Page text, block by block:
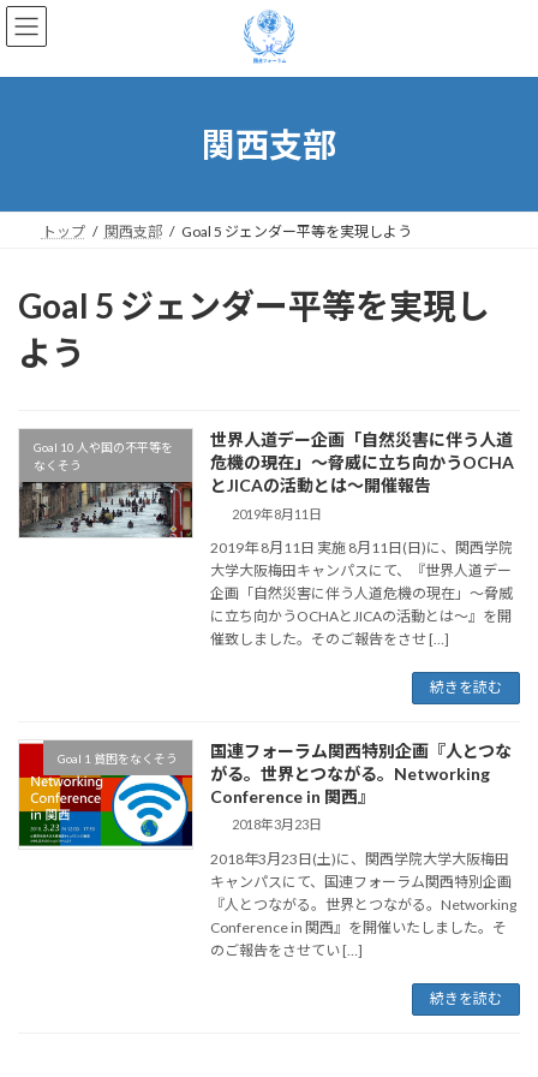
コ
ン
ン
ナ
ビ
ー
関西支部
トップ 関西支部 Goal 5 ジェンダー平等を実現しよう
Goal 5 ジェンダー平等を実現し
よう
Goal 10 人や国の不平等を
なくそう
世界人道デー企画「自然災害に伴う人道
危機の現在」〜脅威に立ち向かうOCHA
とJICAの活動とは〜開催報告
2019年8月11日
2019年 8月11日 実施 8月11日(日)に、関西学院
大学大阪梅田キャンパスにて、『世界人道デー
企画「自然災害に伴う人道危機の現在」〜脅威
に立ち向かうOCHAとJICAの活動とは〜』を開
催致しました。そのご報告をさせ […]
続きを読む
Goal 1 貧困をなくそう
国連フォーラム関西特別企画『人とつな
がる。世界とつながる。Networking
Conference in 関西』
2018年3月23日
2018年3月23日(土)に、関西学院大学大阪梅田
キャンパスにて、国連フォーラム関西特別企画
『人とつながる。世界とつながる。Networking
Conference in 関西』を開催いたしました。そ
のご報告をさせてい […]
続きを読む